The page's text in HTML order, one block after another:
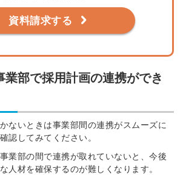
資料請求する
業部で採用計画の連携ができ
ないときは事業部間の連携がスムーズに
認してみてください。
業部の間で連携が取れていないと、今後
人材を確保するのが難しくなります。